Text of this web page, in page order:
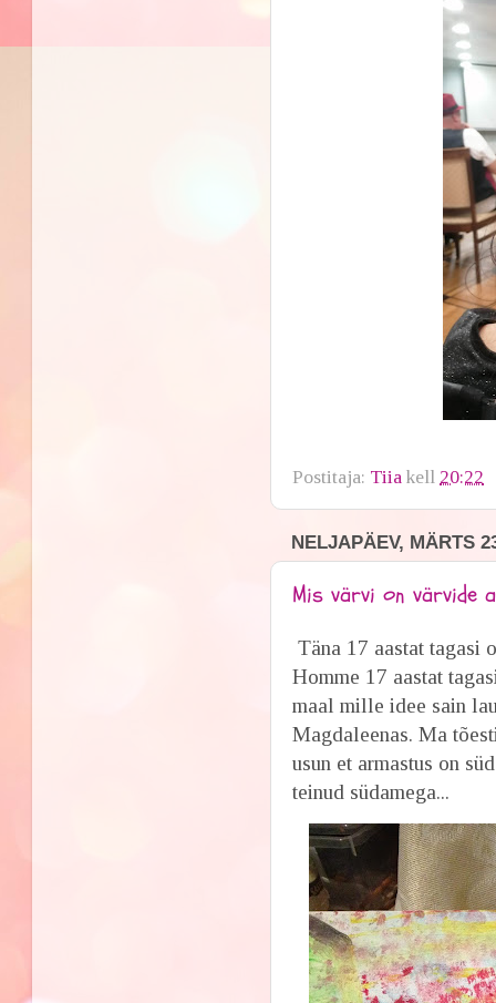
Postitaja: Tiia kell 20:22
NELJAPÄEV, MÄRTS
Mis värvi on värvide
Täna 17 aastat tagasi
Homme 17 aastat
maal mille idee sain
Magdaleenas. Ma
usun et armastus on
teinud südamega...